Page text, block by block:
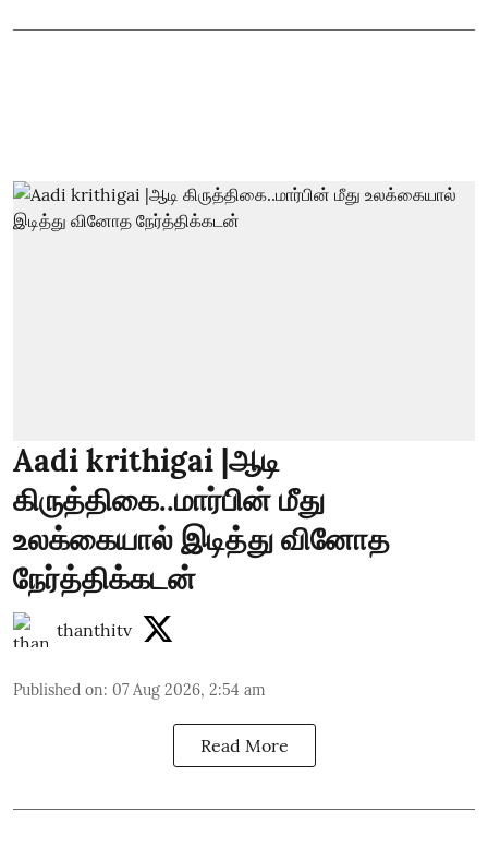
Aadi krithigai |ஆடி
கிருத்திகை..மார்பின் மீது
உலக்கையால் இடித்து வினோத
நேர்த்திக்கடன்
thanthitv
Published on: 07 Aug 2026, 2:54 am
Read More